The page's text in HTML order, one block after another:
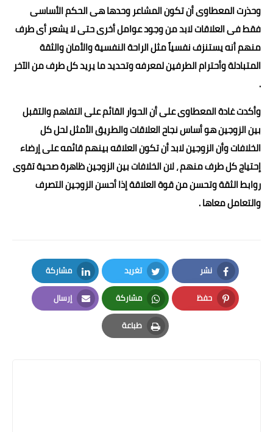
وحذرت المعطاوى أن تكون المشاعر وحدها هى الحكم الأساسى
فقط فى العلاقات لابد من وجود عوامل أخرى حتى لا يشعر أى طرف
منهم أنه يستنزف نفسياً مثل الراحة النفسية والأمان والثقة
المتبادلة وأحترام الطرفين لمعرفه وتحديد ما يريد كل طرف من الآخر
.
وأكدت غادة المعطاوى على أن الحوار القائم على التفاهم والتقبل
بين الزوجين هو أساس نجاح العلاقات والطريق الأمثل لحل كل
الخلافات وأن الزوجين لابد أن تكون العلاقه بينهم قائمه على إرضاء
إحتياج كل طرف منهم ، لان الخلافات بين الزوجين ظاهرة صحية تقوى
روابط الثقة وتحسن من قوة العلاقة إذا أحسن الزوجين التصرف
والتعامل معاها .
نشر
Facebook
تغريد
Twitter
مشاركة
LinkedIn
حفظ
Pinterest
مشاركة
Whatsapp
إرسال
Email
طباعة
Print